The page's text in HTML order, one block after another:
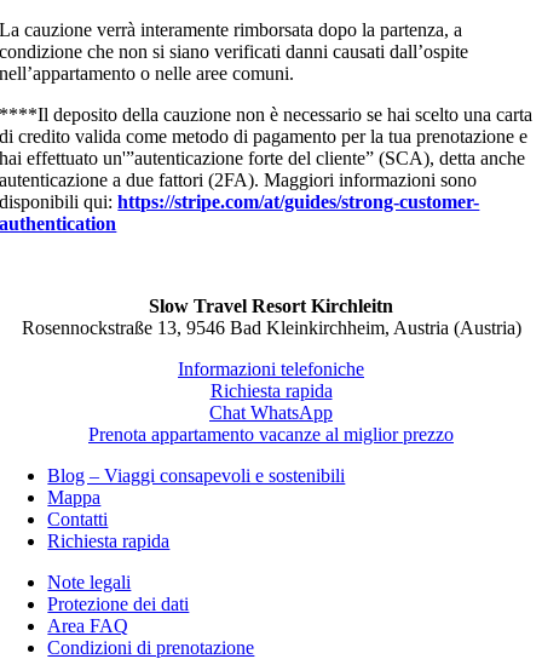
La cauzione verrà interamente rimborsata dopo la partenza, a
condizione che non si siano verificati danni causati dall’ospite
nell’appartamento o nelle aree comuni.
****Il deposito della cauzione non è necessario se hai scelto una carta
di credito valida come metodo di pagamento per la tua prenotazione e
hai effettuato un'”autenticazione forte del cliente” (SCA), detta anche
autenticazione a due fattori (2FA). Maggiori informazioni sono
disponibili qui:https://stripe.com/at/guides/strong-customer-
authentication
Slow Travel Resort Kirchleitn
Rosennockstraße 13, 9546 Bad Kleinkirchheim, Austria (Austria)
Informazioni telefoniche
Richiesta rapida
Chat WhatsApp
Prenota appartamento vacanze al miglior prezzo
Blog – Viaggi consapevoli e sostenibili
Mappa
Contatti
Richiesta rapida
Note legali
Protezione dei dati
Area FAQ
Condizioni di prenotazione